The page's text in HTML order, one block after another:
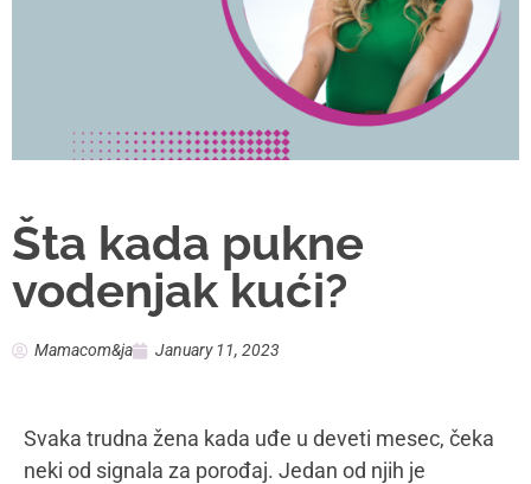
Šta kada pukne
vodenjak kući?
Mamacom&ja January 11, 2023
Svaka trudna žena kada uđe u deveti mesec, čeka
neki od signala za porođaj. Jedan od njih je